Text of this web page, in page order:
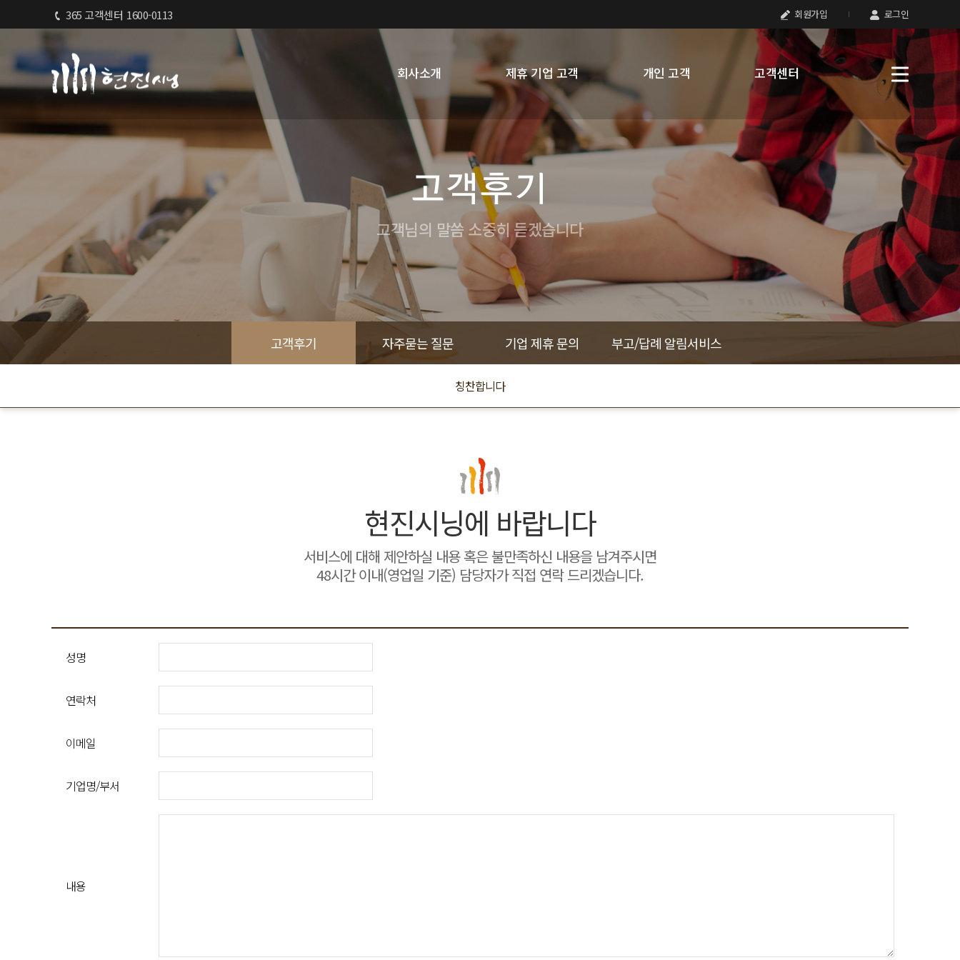
365 고객센터 1600-0113 회원가입 로그인
회사소개 제휴 기업 고객 개인 고객 고객센터
고객후기
고객님의 말씀 소중히 듣겠습니다
고객후기 자주묻는 질문 기업 제휴 문의 부고/답례 알림서비스
칭찬합니다
현진시닝에 바랍니다
서비스에 대해 제안하실 내용 혹은 불만족하신 내용을 남겨주시면
48시간 이내(영업일 기준) 담당자가 직접 연락 드리겠습니다.
성명
연락처
이메일
기업명/부서
내용